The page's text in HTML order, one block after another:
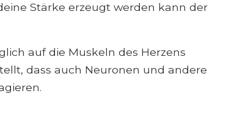
Stärke erzeugt werden kann der
auf die Muskeln des Herzens
dass auch Neuronen und andere